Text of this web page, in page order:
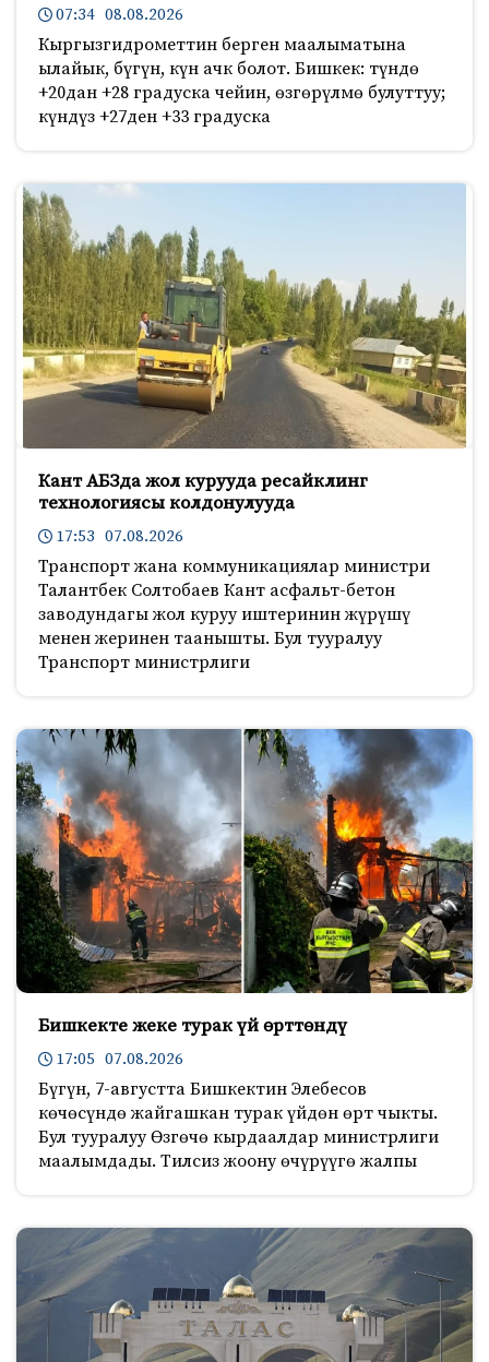
07:34 08.08.2026
Кыргызгидрометтин берген маалыматына
ылайык, бүгүн, күн ачк болот. Бишкек: түндө
+20дан +28 градуска чейин, өзгөрүлмө булуттуу;
күндүз +27ден +33 градуска
Кант АБЗда жол курууда ресайклинг
технологиясы колдонулууда
17:53 07.08.2026
Транспорт жана коммуникациялар министри
Талантбек Солтобаев Кант асфальт-бетон
заводундагы жол куруу иштеринин жүрүшү
менен жеринен таанышты. Бул тууралуу
Транспорт министрлиги
Бишкекте жеке турак үй өрттөндү
17:05 07.08.2026
Бүгүн, 7-августта Бишкектин Элебесов
көчөсүндө жайгашкан турак үйдөн өрт чыкты.
Бул тууралуу Өзгөчө кырдаалдар министрлиги
маалымдады. Тилсиз жоону өчүрүүгө жалпы